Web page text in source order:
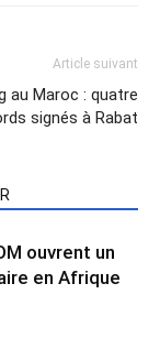
Article suivant
au Maroc : quatre
signés à Rabat
ouvrent un
en Afrique